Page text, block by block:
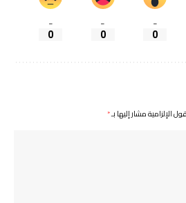
0
0
0
الإلزامية مشار إليها بـ*